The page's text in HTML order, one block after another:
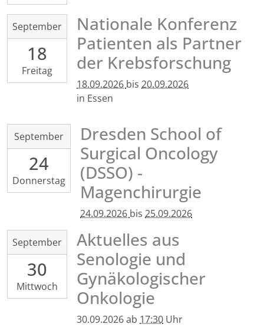
12T23:59:59+02:00
Universitätsklinikum
Dresden,
Haus
(MTZ)
42,
01307
2026-
18T00:00:00+02:00
20T23:59:59+02:00
September
18
Freitag
Nationale Konferenz
Patienten als Partner
der Krebsforschung
18.09.2026 bis 20.09.2026
in Essen
2026-
24T00:00:00+02:00
2026-
09-
25T23:59:59+02:00
September
24
Donnerstag
Dresden School of
Surgical Oncology
(DSSO) -
Magenchirurgie
24.09.2026 bis 25.09.2026
2026-
30T17:30:00+02:00
2026-
09-
30T23:59:59+02:00
September
30
Mittwoch
Aktuelles aus
Senologie und
Gynäkologischer
Onkologie
30.09.2026ab 17:30 Uhr